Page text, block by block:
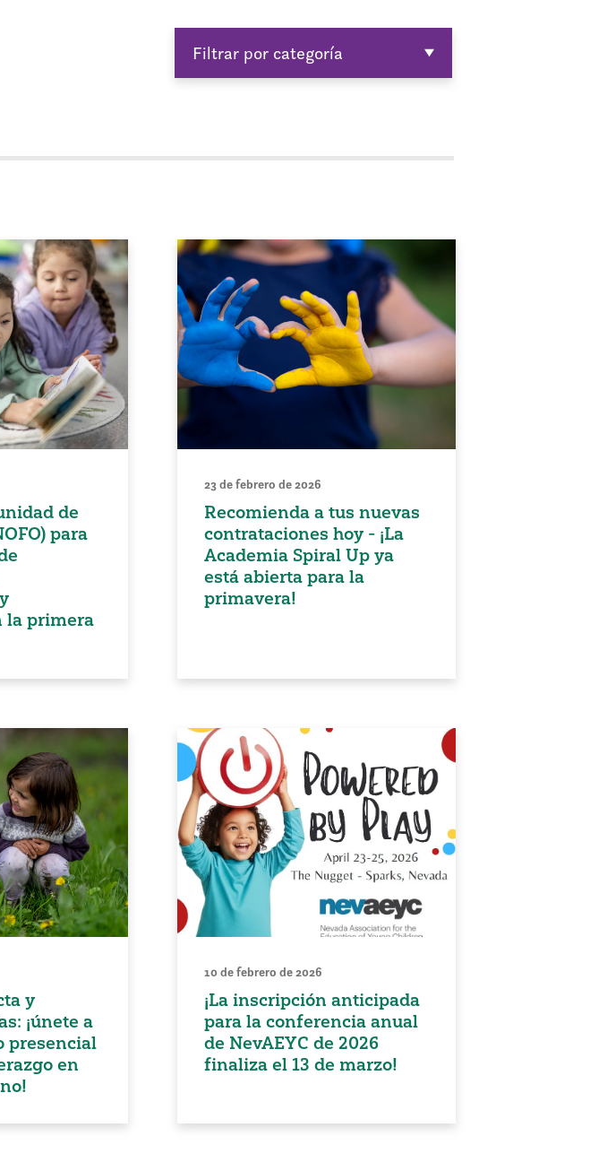
Filtrar por categoría
de
para
la primera
23 de febrero de 2026
Recomienda a tus nuevas
contrataciones hoy - ¡La
Academia Spiral Up ya
está abierta para la
primavera!
y
¡únete a
presencial
en
10 de febrero de 2026
¡La inscripción anticipada
para la conferencia anual
de NevAEYC de 2026
finaliza el 13 de marzo!